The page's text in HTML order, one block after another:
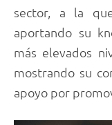
sector, a la
aportando su
más elevados
mostrando su
apoyo por